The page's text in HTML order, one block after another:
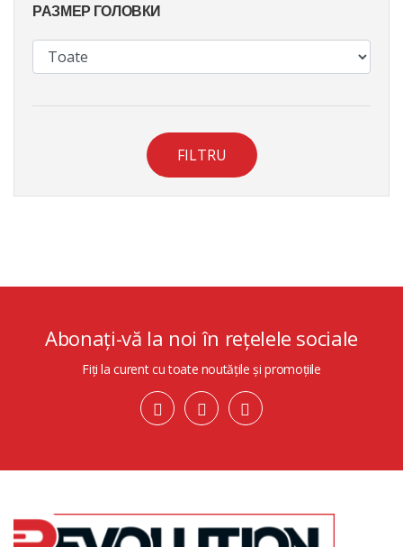
РАЗМЕР ГОЛОВКИ
FILTRU
Abonați-vă la noi în rețelele sociale
Fiți la curent cu toate noutățile și promoțiile